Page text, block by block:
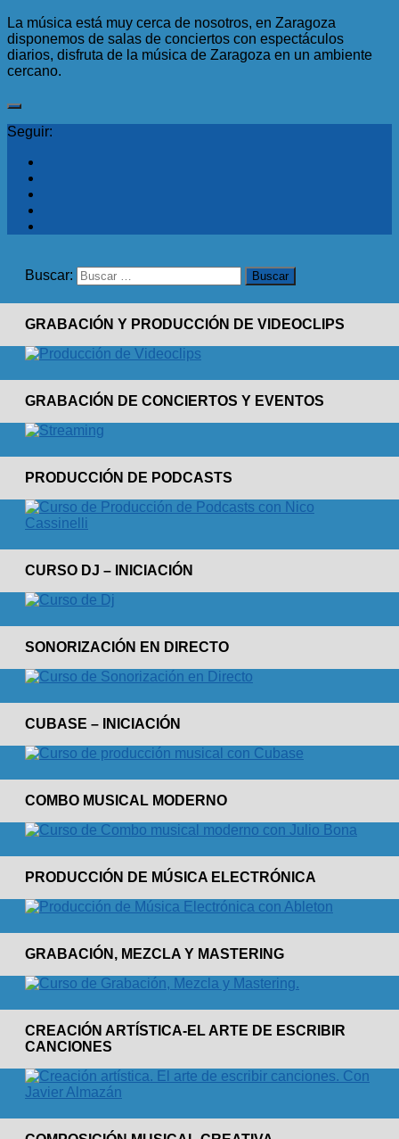
La música está muy cerca de nosotros, en Zaragoza
disponemos de salas de conciertos con espectáculos
diarios, disfruta de la música de Zaragoza en un ambiente
cercano.
Seguir:
Buscar:
GRABACIÓN Y PRODUCCIÓN DE VIDEOCLIPS
GRABACIÓN DE CONCIERTOS Y EVENTOS
PRODUCCIÓN DE PODCASTS
CURSO DJ – INICIACIÓN
SONORIZACIÓN EN DIRECTO
CUBASE – INICIACIÓN
COMBO MUSICAL MODERNO
PRODUCCIÓN DE MÚSICA ELECTRÓNICA
GRABACIÓN, MEZCLA Y MASTERING
CREACIÓN ARTÍSTICA-EL ARTE DE ESCRIBIR
CANCIONES